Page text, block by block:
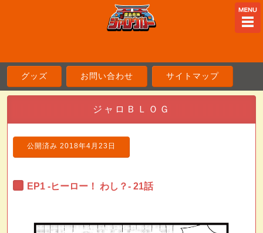
グッズ お問い合わせ サイトマップ
ジャロＢＬＯＧ
公開済み 2018年4月23日
EP1 -ヒーロー！ わし？- 21話